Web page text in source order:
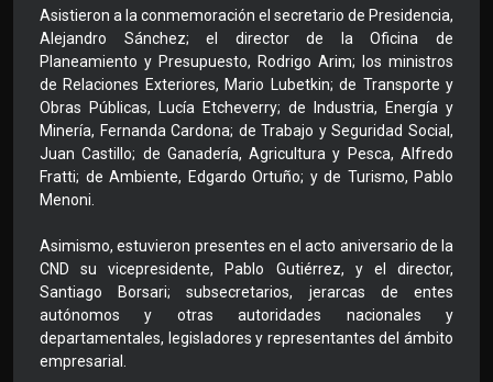
Asistieron a la conmemoración el secretario de Presidencia,
Alejandro Sánchez; el director de la Oficina de
Planeamiento y Presupuesto, Rodrigo Arim; los ministros
de Relaciones Exteriores, Mario Lubetkin; de Transporte y
Obras Públicas, Lucía Etcheverry; de Industria, Energía y
Minería, Fernanda Cardona; de Trabajo y Seguridad Social,
Juan Castillo; de Ganadería, Agricultura y Pesca, Alfredo
Fratti; de Ambiente, Edgardo Ortuño; y de Turismo, Pablo
Menoni.
Asimismo, estuvieron presentes en el acto aniversario de la
CND su vicepresidente, Pablo Gutiérrez, y el director,
Santiago Borsari; subsecretarios, jerarcas de entes
autónomos y otras autoridades nacionales y
departamentales, legisladores y representantes del ámbito
empresarial.